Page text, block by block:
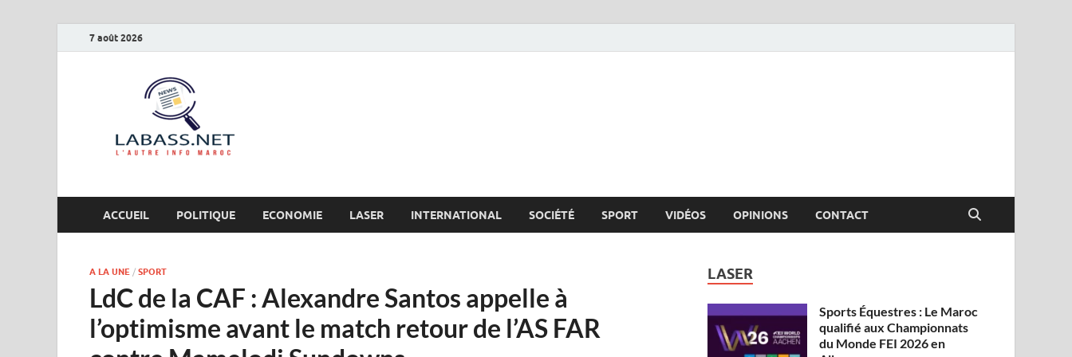
7 août 2026
ACCUEIL POLITIQUE ECONOMIE LASER INTERNATIONAL SOCIÉTÉ SPORT VIDÉOS OPINIONS CONTACT
A LA UNE / SPORT
LdC de la CAF : Alexandre Santos appelle à
l’optimisme avant le match retour de l’AS FAR
LASER
Sports Équestres : Le Maroc
qualifié aux Championnats
du Monde FEI 2026 en